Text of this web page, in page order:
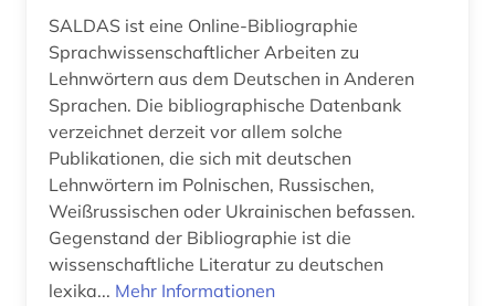
mitteleuropa (2)
mord (2)
moskau (4)
museumswesen (1)
musik (1)
münchen (1)
SALDAS ist eine Online-Bibliographie
Sprachwissenschaftlicher Arbeiten zu
Lehnwörtern aus dem Deutschen in Anderen
Sprachen. Die bibliographische Datenbank
verzeichnet derzeit vor allem solche
Publikationen, die sich mit deutschen
Lehnwörtern im Polnischen, Russischen,
Weißrussischen oder Ukrainischen befassen.
Gegenstand der Bibliographie ist die
wissenschaftliche Literatur zu deutschen
lexika... Mehr Informationen